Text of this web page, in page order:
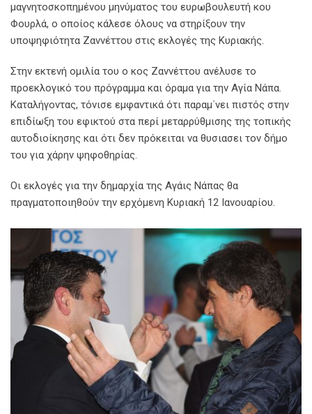
μαγνητοσκοπημένου μηνύματος του ευρωβουλευτή κου
Φουρλά, ο οποίος κάλεσε όλους να στηρίξουν την
υποψηφιότητα Ζαννέττου στις εκλογές της Κυριακής.
Στην εκτενή ομιλία του ο κος Ζαννέττου ανέλυσε το
προεκλογικό του πρόγραμμα και όραμα για την Αγία Νάπα.
Καταλήγοντας, τόνισε εμφαντικά ότι παραμ΄νει πιστός στην
επιδίωξη του εφικτού στα περί μεταρρύθμισης της τοπικής
αυτοδιοίκησης και ότι δεν πρόκειται να θυσιασει τον δήμο
του για χάρην ψηφοθηρίας.
Οι εκλογές για την δημαρχία της Αγάις Νάπας θα
πραγματοποιηθούν την ερχόμενη Κυριακή 12 Ιανουαρίου.